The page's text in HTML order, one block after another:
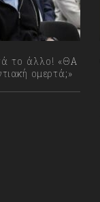
το άλλο! «ΘΑ
ομερτά;»